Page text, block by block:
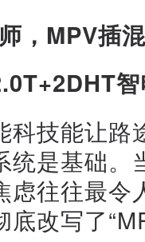
，MPV插
科技能让路
统是基础。
虑往往最
底改写了